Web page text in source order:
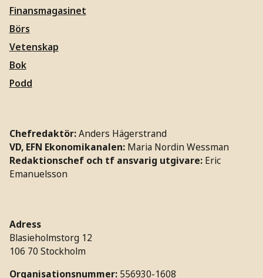
Finansmagasinet
Börs
Vetenskap
Bok
Podd
Chefredaktör:Anders Hägerstrand
VD, EFN Ekonomikanalen: Maria Nordin Wessman
Redaktionschef och tf ansvarig utgivare: Eric
Emanuelsson
Adress
Blasieholmstorg 12
106 70 Stockholm
Organisationsnummer: 556930-1608